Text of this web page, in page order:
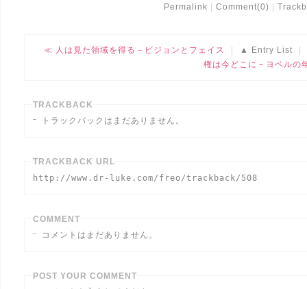
Permalink Comment(0)
人は見た領域を得る－ビジョンとフェイス
Entry List
権は今どこに－ヨベルの
TRACKBACK
トラックバックはまだありません。
TRACKBACK URL
http://www.dr-luke.com/freo/trackback/508
COMMENT
コメントはまだありません。
POST YOUR COMMENT